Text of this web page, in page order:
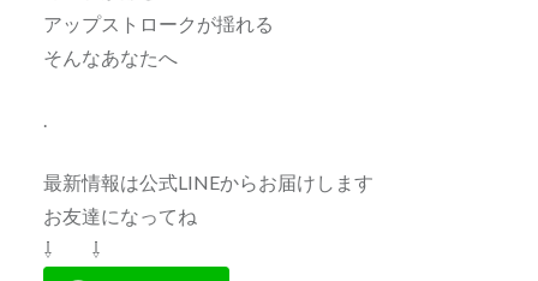
アップストロークが揺れる
そんなあなたへ
.
最新情報は公式LINEからお届けします
お友達になってね
⇩ ⇩